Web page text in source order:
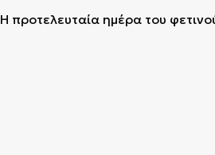
Η προτελευταία ημέρα του